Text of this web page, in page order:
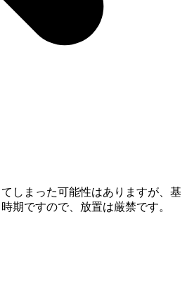
しまった可能性はありますが、基
期ですので、放置は厳禁です。